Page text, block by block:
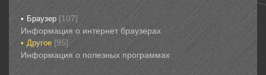
Браузер [107]
Информация о интернет браузерах
Другое [95]
Информация о полезных программах